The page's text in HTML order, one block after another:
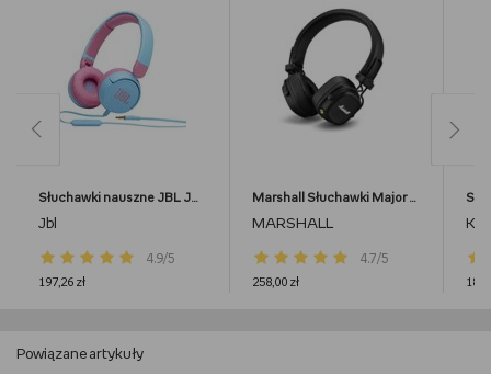
Słuchawki nauszne JBL JR310 BLU, dla dzieci, niebieskie
Jbl
4.9/5
197,26 zł
Marshall Słuchawki Major IV, Bluetooth, czarne
MARSHALL
4.7/5
258,00 zł
Powiązane artykuły